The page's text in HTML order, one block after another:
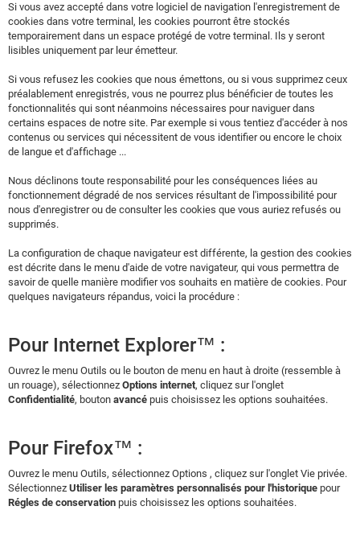
Si vous avez accepté dans votre logiciel de navigation l'enregistrement de
cookies dans votre terminal, les cookies pourront être stockés
temporairement dans un espace protégé de votre terminal. Ils y seront
lisibles uniquement par leur émetteur.
Si vous refusez les cookies que nous émettons, ou si vous supprimez ceux
préalablement enregistrés, vous ne pourrez plus bénéficier de toutes les
fonctionnalités qui sont néanmoins nécessaires pour naviguer dans
certains espaces de notre site. Par exemple si vous tentiez d'accéder à nos
contenus ou services qui nécessitent de vous identifier ou encore le choix
de langue et d'affichage ...
Nous déclinons toute responsabilité pour les conséquences liées au
fonctionnement dégradé de nos services résultant de l'impossibilité pour
nous d'enregistrer ou de consulter les cookies que vous auriez refusés ou
supprimés.
La configuration de chaque navigateur est différente, la gestion des cookies
est décrite dans le menu d'aide de votre navigateur, qui vous permettra de
savoir de quelle manière modifier vos souhaits en matière de cookies. Pour
quelques navigateurs répandus, voici la procédure :
Pour Internet Explorer™ :
Ouvrez le menu Outils ou le bouton de menu en haut à droite (ressemble à
un rouage), sélectionnez Options internet, cliquez sur l'onglet
Confidentialité, bouton avancé puis choisissez les options souhaitées.
Pour Firefox™ :
Ouvrez le menu Outils, sélectionnez Options , cliquez sur l'onglet Vie privée.
Sélectionnez Utiliser les paramètres personnalisés pour l'historique pour
Régles de conservation puis choisissez les options souhaitées.